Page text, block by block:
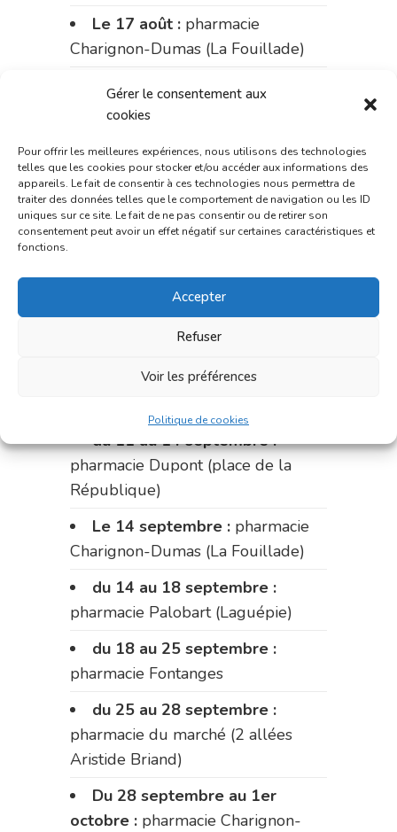
Gérer le consentement aux
cookies
Pour offrir les meilleures expériences, nous utilisons des technologies
telles que les cookies pour stocker et/ou accéder aux informations des
appareils. Le fait de consentir à ces technologies nous permettra de
traiter des données telles que le comportement de navigation ou les ID
uniques sur ce site. Le fait de ne pas consentir ou de retirer son
consentement peut avoir un effet négatif sur certaines caractéristiques et
fonctions.
Accepter
Refuser
Voir les préférences
Politique de cookies
Le 17 août : pharmacie
Charignon-Dumas (La Fouillade)
du 17 au 21 août :
pharmacie
Palobart (Laguépie)
du 21 au 28 août :pharmacie
Dupont (place de la République)
du 28 au 31 août :pharmacie
Bonnemaire (rue Saint-Jacques)
pharmacie Charignon-Dumas (La
Fouillade)
pharmacie Carnus (rue Marcellin-
du 11 au 14 septembre :
pharmacie Dupont (place de la
République)
Le 14 septembre : pharmacie
Charignon-Dumas (La Fouillade)
du 14 au 18 septembre :
pharmacie Palobart (Laguépie)
du 18 au 25 septembre :
pharmacie Fontanges
du 25 au 28 septembre :
pharmacie du marché (2 allées
Aristide Briand)
Du 28 septembre au 1er
octobre : pharmacie Charignon-